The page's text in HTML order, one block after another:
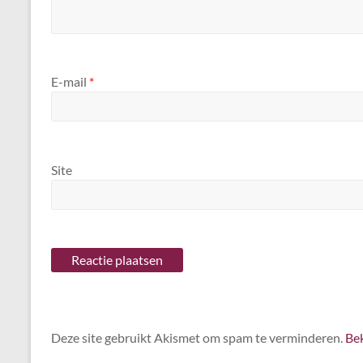
E-mail *
Site
Deze site gebruikt Akismet om spam te verminderen.